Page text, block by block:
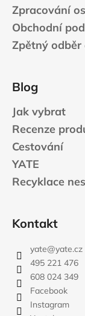
Zpracování
Obchodní
Zpětný
Blog
Jak vybrat
Recenze
Cestování
YATE
Recyklace
Kontakt
yate@yate.cz
495 221 476
608 024 349
Facebook
Instagram